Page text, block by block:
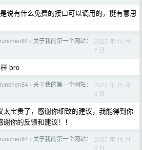
说有什么免费的接口可以调用的，挺有意思
› 关于我的第一个网站：
2025 年 10 月
7 日
bro
› 关于我的第一个网站：
2025 年 10 月
6 日
太宝贵了，感谢你细致的建议，我能得到你
你的反馈和建议！！
› 关于我的第一个网站：
2025 年 10 月
6 日